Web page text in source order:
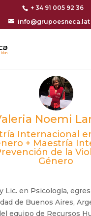
+ 34 91 005 92 36
info@grupoesneca.lat
Noemi
Internacional
+ Maestría
de la
Género
Lic. en Psicología,
de Buenos Aires,
equipo de Recursos